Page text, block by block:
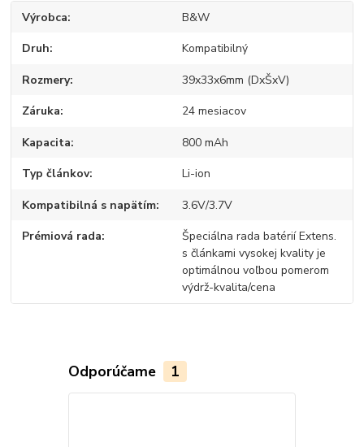
Výrobca B&W
Druh Kompatibilný
Rozmery 39x33x6mm (DxŠxV)
Záruka 24 mesiacov
Kapacita 800 mAh
Typ článkov Li-ion
Kompatibilná s napätím 3.6V/3.7V
Prémiová rada
Špeciálna rada batérií Extens.
s článkami vysokej kvality je
optimálnou voľbou pomerom
výdrž-kvalita/cena
Odporúčame 1